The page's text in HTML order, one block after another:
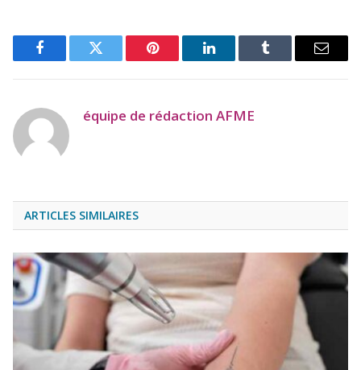
FacebookTwitter Pinterest LinkedIn Tumblr Email
équipe de rédaction AFME
ARTICLES SIMILAIRES